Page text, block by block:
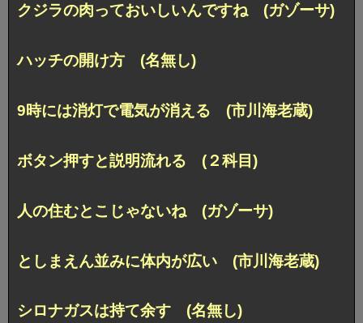
クジラの肉っておいしいんですね (ガゾーサ)
ハッチの開け方 (名無し)
9時には消灯で電気が消える (市川海老蔵)
ボタン押すと説明流れる (２科目)
人の住むとこじゃないね (ガゾーサ)
としまえん並みに体内が広い (市川海老蔵)
シロナガスは持て余す (名無し)